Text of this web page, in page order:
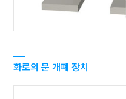
화로의 문 개폐 장치